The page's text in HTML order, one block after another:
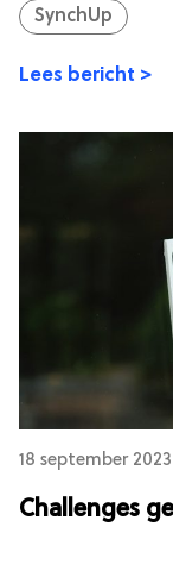
SynchUp
Lees bericht >
18 september 2023
Challenges